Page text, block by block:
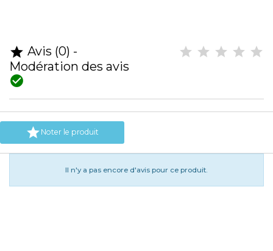
 Avis (0) -
Modération des avis

 Noter le produit
Il n'y a pas encore d'avis pour ce produit.